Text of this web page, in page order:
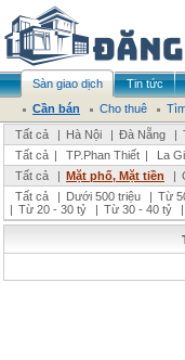
Sàn giao dịch Tin tức
Cần bán
Cho thuê
Tất cả
| Hà Nội | Đà Nẵng |
Tất cả | TP.Phan Thiết | La Gi
Tất cả
| Mặt phố, Mặt tiền |
Tất cả
| Dưới 500 triệu | Từ
| Từ 20 - 30 tỷ | Từ 30 - 40 tỷ |